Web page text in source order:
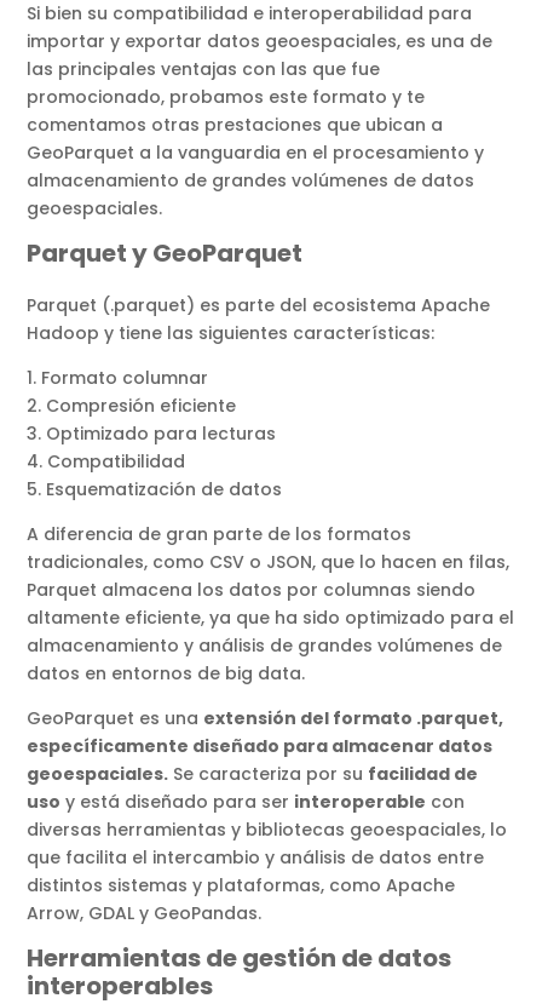
Si bien su compatibilidad e interoperabilidad para
importar y exportar datos geoespaciales, es una de
las principales ventajas con las que fue
promocionado, probamos este formato y te
comentamos otras prestaciones que ubican a
GeoParquet a la vanguardia en el procesamiento y
almacenamiento de grandes volúmenes de datos
geoespaciales.
Parquet y GeoParquet
Parquet (.parquet) es parte del ecosistema Apache
Hadoop y tiene las siguientes características:
1. Formato columnar
2. Compresión eficiente
3. Optimizado para lecturas
4. Compatibilidad
5. Esquematización de datos
A diferencia de gran parte de los formatos
tradicionales, como CSV o JSON, que lo hacen en filas,
Parquet almacena los datos por columnas siendo
altamente eficiente, ya que ha sido optimizado para el
almacenamiento y análisis de grandes volúmenes de
datos en entornos de big data.
GeoParquet es una extensión del formato .parquet,
específicamente diseñado para almacenar datos
geoespaciales. Se caracteriza por su facilidad de
uso y está diseñado para ser interoperable con
diversas herramientas y bibliotecas geoespaciales, lo
que facilita el intercambio y análisis de datos entre
distintos sistemas y plataformas, como Apache
Arrow, GDAL y GeoPandas.
Herramientas de gestión de datos
interoperables